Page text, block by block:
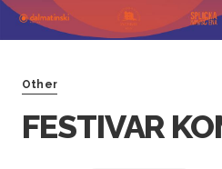
Other
FESTIVAR